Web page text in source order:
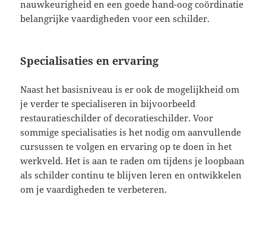
nauwkeurigheid en een goede hand-oog coördinatie
belangrijke vaardigheden voor een schilder.
Specialisaties en ervaring
Naast het basisniveau is er ook de mogelijkheid om
je verder te specialiseren in bijvoorbeeld
restauratieschilder of decoratieschilder. Voor
sommige specialisaties is het nodig om aanvullende
cursussen te volgen en ervaring op te doen in het
werkveld. Het is aan te raden om tijdens je loopbaan
als schilder continu te blijven leren en ontwikkelen
om je vaardigheden te verbeteren.